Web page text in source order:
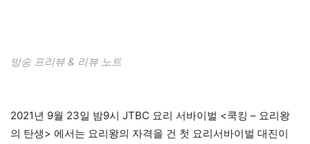
방송 프리뷰 & 리뷰 노트
2021년 9월 23일 밤9시 JTBC 요리 서바이벌 <쿡킹 – 요리왕
의 탄생> 에서는 요리왕의 자격을 건 첫 요리서바이벌 대진이